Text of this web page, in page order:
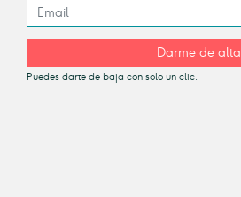
Darme de alta
Puedes darte de baja con solo un clic.